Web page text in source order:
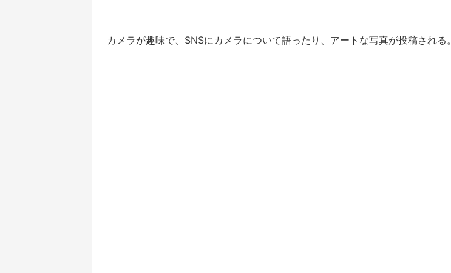
カメラが趣味で、SNSにカメラについて語ったり、アートな写真が投稿される。